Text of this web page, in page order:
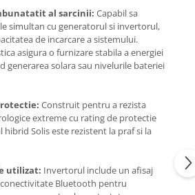
al sarcinii: Capabil sa
simultan cu generatorul si invertorul,
de incarcare a sistemului.
asigura o furnizare stabila a energiei
generarea solara sau nivelurile bateriei
Construit pentru a rezista
extreme cu rating de protectie
hibrid Solis este rezistent la praf si la
utilizat: Invertorul include un afisaj
conectivitate Bluetooth pentru